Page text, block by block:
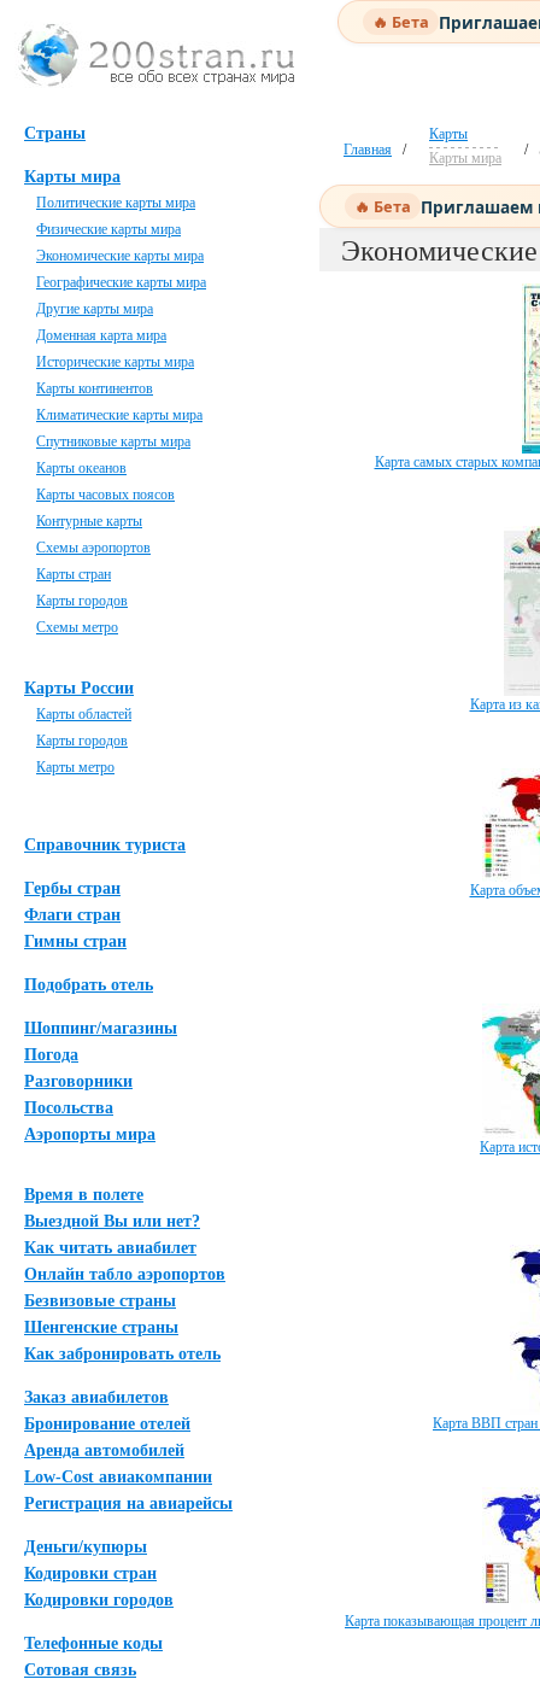
🔥 Бета
Страны
Карты мира
Политические карты мира
Физические карты мира
Экономические карты мира
Географические карты мира
Другие карты мира
Доменная карта мира
Исторические карты мира
Карты континентов
Климатические карты мира
Спутниковые карты мира
Карты океанов
Карты часовых поясов
Контурные карты
Схемы аэропортов
Карты стран
Карты городов
Схемы метро
Карты России
Карты областей
Карты городов
Карты метро
Справочник туриста
Гербы стран
Флаги стран
Гимны стран
Подобрать отель
Шоппинг/магазины
Погода
Разговорники
Посольства
Аэропорты мира
Время в полете
Выездной Вы или нет?
Как читать авиабилет
Онлайн табло аэропортов
Безвизовые страны
Шенгенские страны
Как забронировать отель
Заказ авиабилетов
Бронирование отелей
Аренда автомобилей
Low-Cost авиакомпании
Регистрация на авиарейсы
Деньги/купюры
Кодировки стран
Кодировки городов
Телефонные коды
Сотовая связь
Главная /
Карты
Карты мира
/
🔥 Бета Приглашаем
Карта самых старых
Карта из
Карта
Карта
Карта ВВП стран
Карта показывающая процент